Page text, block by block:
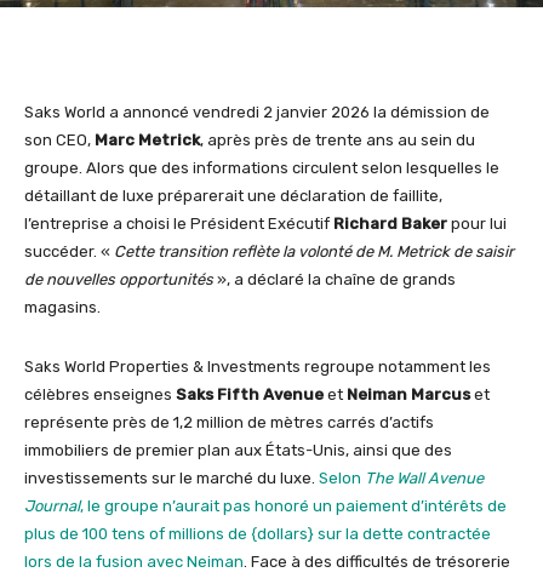
Saks World a annoncé vendredi 2 janvier 2026 la démission de
son CEO, Marc Metrick, après près de trente ans au sein du
groupe. Alors que des informations circulent selon lesquelles le
détaillant de luxe préparerait une déclaration de faillite,
l’entreprise a choisi le Président Exécutif Richard Baker pour lui
succéder. « Cette transition reflète la volonté de M. Metrick de saisir
de nouvelles opportunités », a déclaré la chaîne de grands
magasins.
Saks World Properties & Investments regroupe notamment les
célèbres enseignes Saks Fifth Avenue et Neiman Marcuset
représente près de 1,2 million de mètres carrés d’actifs
immobiliers de premier plan aux États-Unis, ainsi que des
investissements sur le marché du luxe. Selon The Wall Avenue
Journal, le groupe n’aurait pas honoré un paiement d’intérêts de
plus de 100 tens of millions de {dollars} sur la dette contractée
lors de la fusion avec Neiman . Face à des difficultés de trésorerie